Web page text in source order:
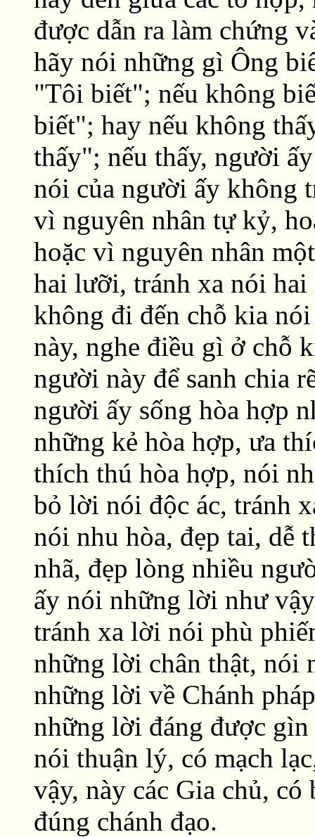
được dẫn ra làm chứng
hãy nói những gì Ông
"Tôi biết"; nếu không
biết"; hay nếu không
thấy"; nếu thấy, người
nói của người ấy không
vì nguyên nhân tự kỷ,
hoặc vì nguyên nhân
hai lưỡi, tránh xa nói
không đi đến chỗ kia
này, nghe điều gì ở chỗ
người này để sanh chia
người ấy sống hòa hợp
những kẻ hòa hợp, ưa
thích thú hòa hợp, nói
bỏ lời nói độc ác, tránh
nói nhu hòa, đẹp tai, dễ
nhã, đẹp lòng nhiều
ấy nói những lời như
tránh xa lời nói phù
những lời chân thật, nói
những lời về Chánh
những lời đáng được
nói thuận lý, có mạch
vậy, này các Gia chủ,
đúng chánh đạo.